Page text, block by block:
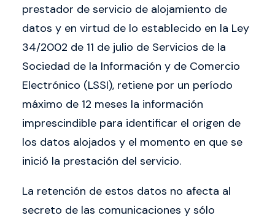
prestador de servicio de alojamiento de
datos y en virtud de lo establecido en la Ley
34/2002 de 11 de julio de Servicios de la
Sociedad de la Información y de Comercio
Electrónico (LSSI), retiene por un período
máximo de 12 meses la información
imprescindible para identificar el origen de
los datos alojados y el momento en que se
inició la prestación del servicio.
La retención de estos datos no afecta al
secreto de las comunicaciones y sólo